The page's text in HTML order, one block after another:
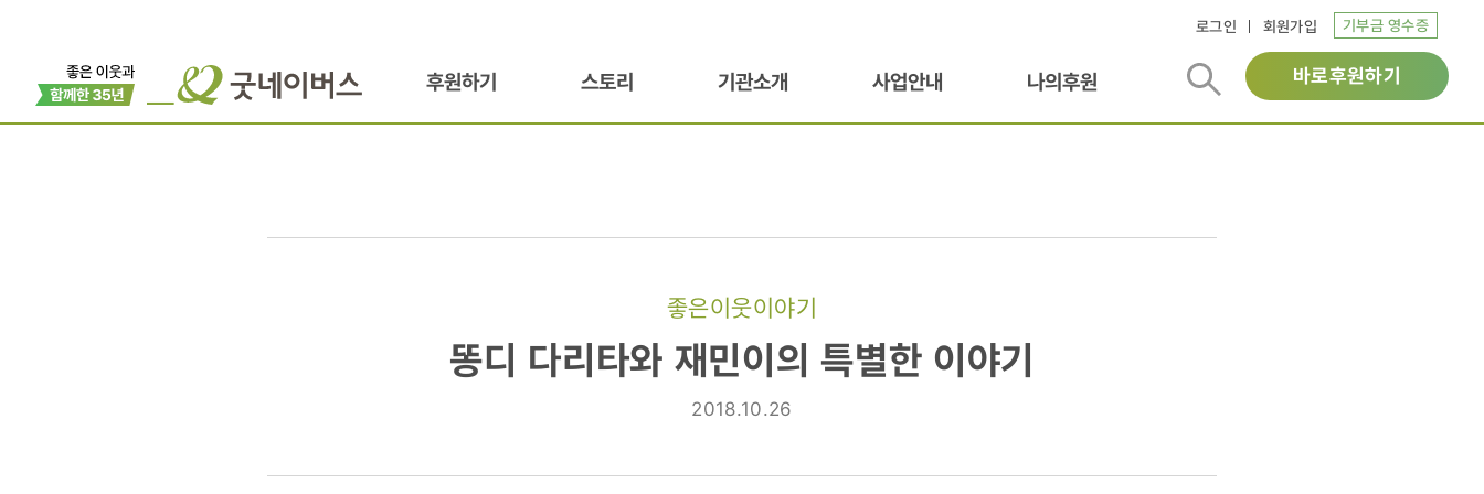
로그인 회원가입 기부금 영수증
후원하기 스토리 기관소개 사업안내 나의후원 바로후원하기
좋은이웃이야기
재민이의
똥디 다리타와 재민이의 특별한 이야기
2018.10.26